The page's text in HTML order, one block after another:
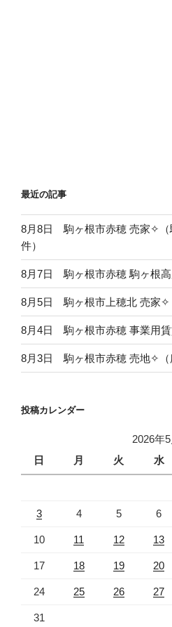
最近の記事
8月8日 駒ヶ根市赤穂 売家✧（
件）
8月7日 駒ヶ根市赤穂 駒ヶ根
8月5日 駒ヶ根市上穂北 売家✧
8月4日 駒ヶ根市赤穂 事業用賃
8月3日 駒ヶ根市赤穂 売地✧（
投稿カレンダー
2026年5
日
月 火 水
3 4 5 6
10 11 12 13
17 18 19 20
24 25 26 27
31